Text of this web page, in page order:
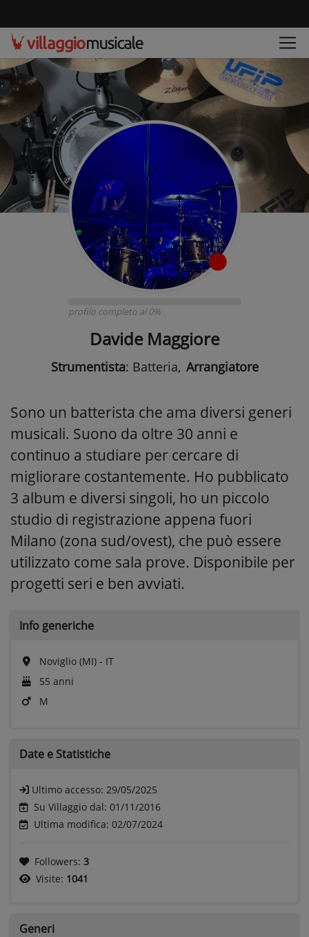
profilo completo al 0%
Davide Maggiore
Strumentista: Batteria, Arrangiatore
Sono un batterista che ama diversi generi
musicali. Suono da oltre 30 anni e
continuo a studiare per cercare di
migliorare costantemente. Ho pubblicato
3 album e diversi singoli, ho un piccolo
studio di registrazione appena fuori
Milano (zona sud/ovest), che può essere
utilizzato come sala prove. Disponibile per
progetti seri e ben avviati.
Info generiche
Noviglio (MI) - IT
55 anni
M
Date e Statistiche
Ultimo accesso: 29/05/2025
Su Villaggio dal: 01/11/2016
Ultima modifica: 02/07/2024
Followers: 3
Visite: 1041
Generi